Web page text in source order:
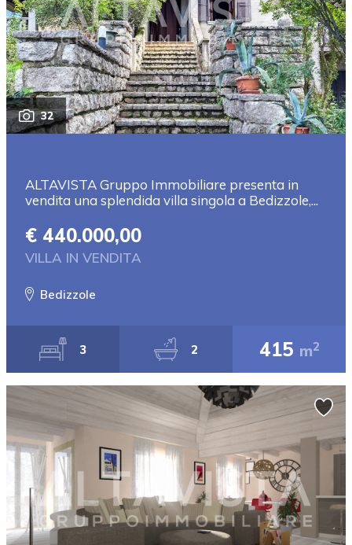
32
ALTAVISTA Gruppo Immobiliare presenta in
vendita una splendida villa singola a Bedizzole,...
€ 440.000,00
VILLA IN VENDITA
Bedizzole
3 2 415 m2